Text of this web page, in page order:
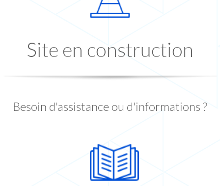
Site en construction
Besoin d'assistance ou d'informations ?